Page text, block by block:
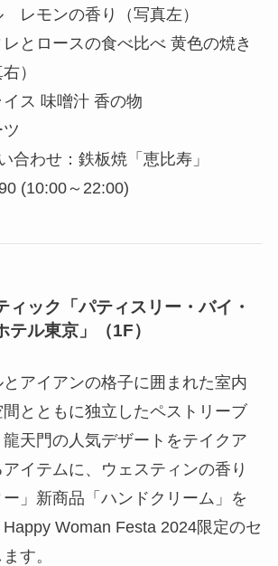
レモンの香り（写真左）
レとロースの食べ比べ 黄色の焼き
）
イス 味噌汁 香の物
合わせ：鉄板焼「恵比寿」
(10:00～22:00)
ィック「パティスリー・バイ・
テル東京」（1F）
アイアンの格子に囲まれた室内
とともに独立したペストリーブ
天門の人気デザートをテイクア
イテムに、ウェスティンの香り
ー」新商品「ハンドクリーム」を
Woman Festa 2024限定のセ
す。